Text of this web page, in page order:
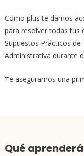
Como plus te damos
para resolver todas tus
Supuestos Prácticos de
Administrativa durante
Te aseguramos una
Qué